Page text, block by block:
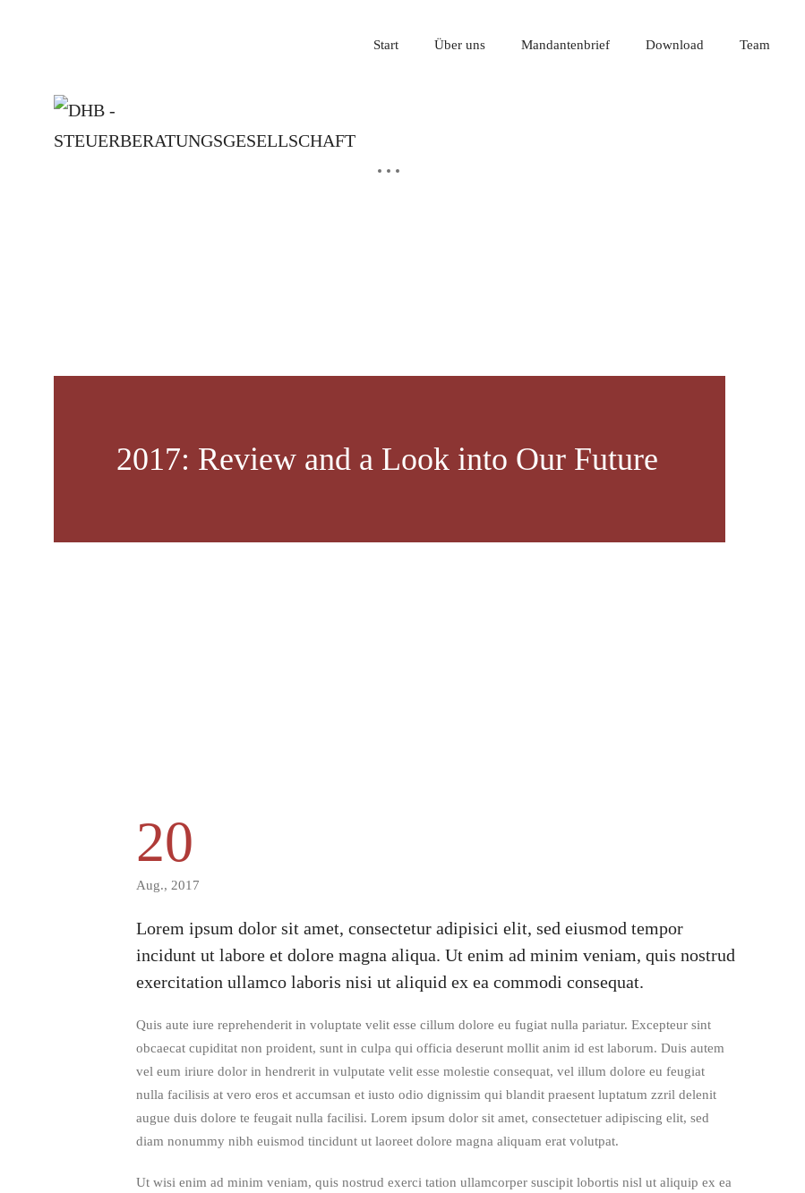
Start Über uns Mandantenbrief Download Team
2017: Review and a Look into Our Future
20
Aug., 2017
Lorem ipsum dolor sit amet, consectetur adipisici elit, sed eiusmod tempor
incidunt ut labore et dolore magna aliqua. Ut enim ad minim veniam, quis nostrud
exercitation ullamco laboris nisi ut aliquid ex ea commodi consequat.
Quis aute iure reprehenderit in voluptate velit esse cillum dolore eu fugiat nulla pariatur. Excepteur sint
obcaecat cupiditat non proident, sunt in culpa qui officia deserunt mollit anim id est laborum. Duis autem
vel eum iriure dolor in hendrerit in vulputate velit esse molestie consequat, vel illum dolore eu feugiat
nulla facilisis at vero eros et accumsan et iusto odio dignissim qui blandit praesent luptatum zzril delenit
augue duis dolore te feugait nulla facilisi. Lorem ipsum dolor sit amet, consectetuer adipiscing elit, sed
diam nonummy nibh euismod tincidunt ut laoreet dolore magna aliquam erat volutpat.
Ut wisi enim ad minim veniam, quis nostrud exerci tation ullamcorper suscipit lobortis nisl ut aliquip ex ea